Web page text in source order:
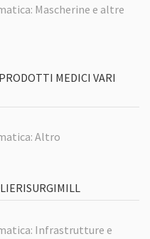
Mascherine e altre
MEDICI VARI
Altro
Infrastrutture e